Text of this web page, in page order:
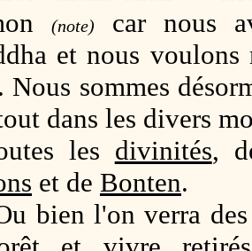
(note)
car nous
et nous
Nous sommes
dans les divers
les divinités,
et de Bonten.
bien l'on verra